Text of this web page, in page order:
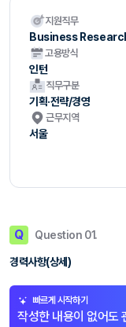
지원직무
Business
고용방식
인턴
직무구분
기획·전략/경영
근무지역
서울
Q Question 01.
경력사항(상세)
빠르게 시작하기
작성한 내용이 없어도